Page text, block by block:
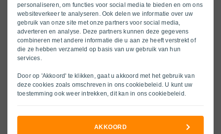
personaliseren, om functies voor social media te bieden en om ons
websiteverkeer te analyseren. Ook delen we informatie over uw
gebruik van onze site met onze partners voor social media,
adverteren en analyse. Deze partners kunnen deze gegevens
combineren met andere informatie die u aan ze heeft verstrekt of
die ze hebben verzameld op basis van uw gebruik van hun
services.
Door op 'Akkoord' te klikken, gaat u akkoord met het gebruik van
deze cookies zoals omschreven in onscookiebeleid . U kunt uw
toestemming ook weer intrekken, dit kan in onscookiebeleid
AKKOORD